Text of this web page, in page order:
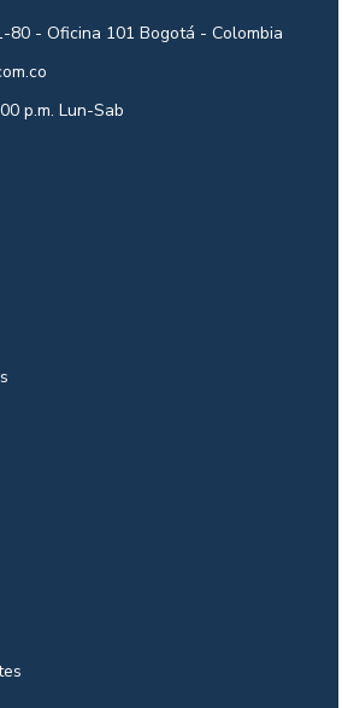
80 - Oficina 101 Bogotá - Colombia
p.m. Lun-Sab